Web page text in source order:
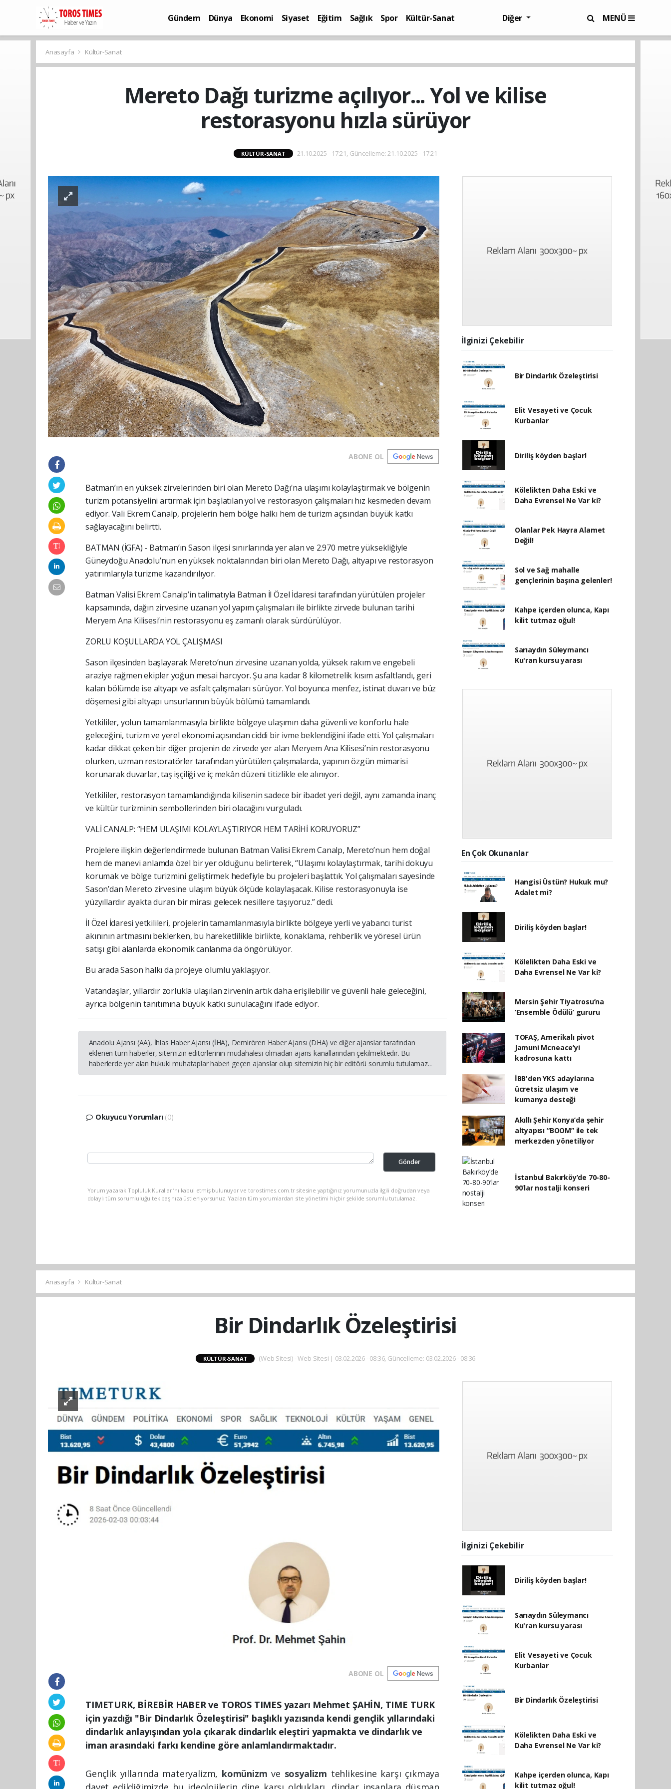
Gündem Dünya Ekonomi Siyaset Eğitim Sağlık Spor
Kültür-Sanat
Diğer MENÜ
Anasayfa Kültür-Sanat
Mereto Dağı turizme açılıyor... Yol ve kilise
restorasyonu hızla sürüyor
KÜLTÜR-SANAT 21.10.2025 - 17:21, Güncelleme: 21.10.2025 - 17:21
ABONE OL
Batman’ın en yüksek zirvelerinden biri olan Mereto Dağı'na ulaşımı kolaylaştırmak ve bölgenin
turizm potansiyelini artırmak için başlatılan yol ve restorasyon çalışmaları hız kesmeden devam
ediyor. Vali Ekrem Canalp, projelerin hem bölge halkı hem de turizm açısından büyük katkı
sağlayacağını belirtti.
BATMAN (İGFA) - Batman’ın Sason ilçesi sınırlarında yer alan ve 2.970 metre yüksekliğiyle
Güneydoğu Anadolu’nun en yüksek noktalarından biri olan Mereto Dağı, altyapı ve restorasyon
yatırımlarıyla turizme kazandırılıyor.
Batman Valisi Ekrem Canalp’in talimatıyla Batman İl Özel İdaresi tarafından yürütülen projeler
kapsamında, dağın zirvesine uzanan yol yapım çalışmaları ile birlikte zirvede bulunan tarihi
Meryem Ana Kilisesi’nin restorasyonu eş zamanlı olarak sürdürülüyor.
ZORLU KOŞULLARDA YOL ÇALIŞMASI
Sason ilçesinden başlayarak Mereto’nun zirvesine uzanan yolda, yüksek rakım ve engebeli
araziye rağmen ekipler yoğun mesai harcıyor. Şu ana kadar 8 kilometrelik kısım asfaltlandı, geri
kalan bölümde ise altyapı ve asfalt çalışmaları sürüyor. Yol boyunca menfez, istinat duvarı ve büz
döşemesi gibi altyapı unsurlarının büyük bölümü tamamlandı.
Yetkililer, yolun tamamlanmasıyla birlikte bölgeye ulaşımın daha güvenli ve konforlu hale
geleceğini, turizm ve yerel ekonomi açısından ciddi bir ivme beklendiğini ifade etti. Yol çalışmaları
kadar dikkat çeken bir diğer projenin de zirvede yer alan Meryem Ana Kilisesi’nin restorasyonu
olurken, uzman restoratörler tarafından yürütülen çalışmalarda, yapının özgün mimarisi
korunarak duvarlar, taş işçiliği ve iç mekân düzeni titizlikle ele alınıyor.
Yetkililer, restorasyon tamamlandığında kilisenin sadece bir ibadet yeri değil, aynı zamanda inanç
ve kültür turizminin sembollerinden biri olacağını vurguladı.
VALİ CANALP: “HEM ULAŞIMI KOLAYLAŞTIRIYOR HEM TARİHİ KORUYORUZ”
Projelere ilişkin değerlendirmede bulunan Batman Valisi Ekrem Canalp, Mereto’nun hem doğal
hem de manevi anlamda özel bir yer olduğunu belirterek, “Ulaşımı kolaylaştırmak, tarihi dokuyu
korumak ve bölge turizmini geliştirmek hedefiyle bu projeleri başlattık. Yol çalışmaları sayesinde
Sason’dan Mereto zirvesine ulaşım büyük ölçüde kolaylaşacak. Kilise restorasyonuyla ise
yüzyıllardır ayakta duran bir mirası gelecek nesillere taşıyoruz.” dedi.
İl Özel İdaresi yetkilileri, projelerin tamamlanmasıyla birlikte bölgeye yerli ve yabancı turist
akınının artmasını beklerken, bu hareketlilikle birlikte, konaklama, rehberlik ve yöresel ürün
satışı gibi alanlarda ekonomik canlanma da öngörülüyor.
Bu arada Sason halkı da projeye olumlu yaklaşıyor.
Vatandaşlar, yıllardır zorlukla ulaşılan zirvenin artık daha erişilebilir ve güvenli hale geleceğini,
ayrıca bölgenin tanıtımına büyük katkı sunulacağını ifade ediyor.
Anadolu Ajansı (AA), İhlas Haber Ajansı (İHA), Demirören Haber Ajansı (DHA) ve diğer ajanslar tarafından
eklenen tüm haberler, sitemizin editörlerinin müdahalesi olmadan ajans kanallarından çekilmektedir. Bu
haberlerde yer alan hukuki muhataplar haberi geçen ajanslar olup sitemizin hiç bir editörü sorumlu tutulamaz...
Okuyucu Yorumları (0)
Gönder
Yorum yazarak Topluluk Kuralları’nı kabul etmiş bulunuyor ve torostimes.com.tr sitesine yaptığınız yorumunuzla ilgili doğrudan veya
dolaylı tüm sorumluluğu tek başınıza üstleniyorsunuz. Yazılan tüm yorumlardan site yönetimi hiçbir şekilde sorumlu tutulamaz.
İlginizi Çekebilir
Bir Dindarlık Özeleştirisi
Elit Vesayeti ve Çocuk
Kurbanlar
Diriliş köyden başlar!
Kölelikten Daha Eski ve
Daha Evrensel Ne Var ki?
Olanlar Pek Hayra Alamet
Değil!
Sol ve Sağ mahalle
gençlerinin başına gelenler!
Kahpe içerden olunca, Kapı
kilit tutmaz oğul!
Sarıaydın Süleymancı
Ku'ran kursu yarası
En Çok Okunanlar
Hangisi Üstün? Hukuk mu?
Adalet mi?
Diriliş köyden başlar!
Kölelikten Daha Eski ve
Daha Evrensel Ne Var ki?
Mersin Şehir Tiyatrosu’na
‘Ensemble Ödülü’ gururu
TOFAŞ, Amerikalı pivot
Jamuni Mcneace’yi
kadrosuna kattı
İBB'den YKS adaylarına
ücretsiz ulaşım ve
kumanya desteği
Akıllı Şehir Konya’da şehir
altyapısı “BOOM” ile tek
merkezden yönetiliyor
İstanbul Bakırköy’de 70-80-
90’lar nostalji konseri
Anasayfa Kültür-Sanat
Bir Dindarlık Özeleştirisi
KÜLTÜR-SANAT (Web Sitesi) - Web Sitesi | 03.02.2026 - 08:36, Güncelleme: 03.02.2026 - 08:36
ABONE OL
TIMETURK, BİREBİR HABER ve TOROS TIMES yazarı Mehmet ŞAHİN, TIME TURK
için yazdığı "Bir Dindarlık Özeleştirisi" başlıklı yazısında kendi gençlik yıllarındaki
dindarlık anlayışından yola çıkarak dindarlık eleştiri yapmakta ve dindarlık ve
iman arasındaki farkı kendine göre anlamlandırmaktadır.
Gençlik yıllarında materyalizm, komünizmve sosyalizm tehlikesine karşı çıkmaya
İlginizi Çekebilir
Diriliş köyden başlar!
Sarıaydın Süleymancı
Ku'ran kursu yarası
Elit Vesayeti ve Çocuk
Kurbanlar
Bir Dindarlık Özeleştirisi
Kölelikten Daha Eski ve
Daha Evrensel Ne Var ki?
Kahpe içerden olunca, Kapı
kilit tutmaz oğul!